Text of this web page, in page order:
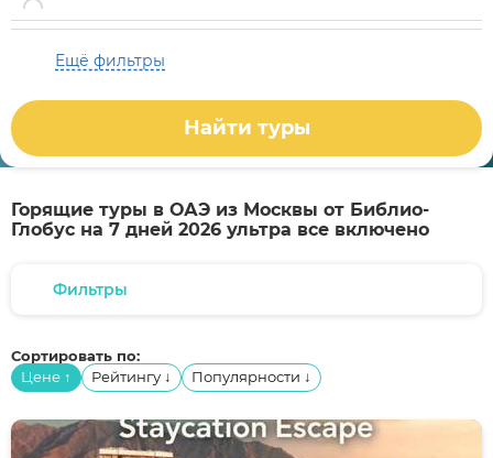
Ещё фильтры
Найти туры
Горящие туры в ОАЭ из Москвы от Библио-
Глобус на 7 дней 2026 ультра все включено
Фильтры
Сортировать по:
Цене ↑ Рейтингу ↓ Популярности ↓